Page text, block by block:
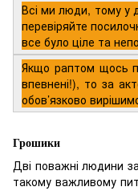
Всі ми люди, тому у
перевіряйте
все було ціле та
Якщо раптом щось
впевнені!), то за
обов’язково
Грошики
Дві поважні людини
такому важливому